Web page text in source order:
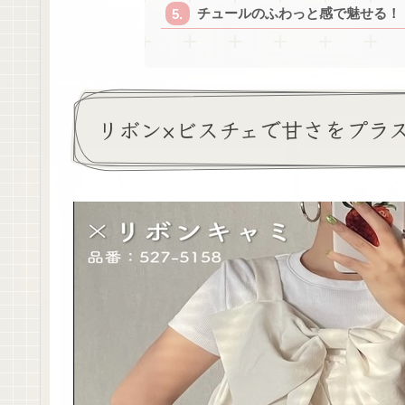
チュールのふわっと感で魅せる！
リボン×ビスチェで甘さをプラ